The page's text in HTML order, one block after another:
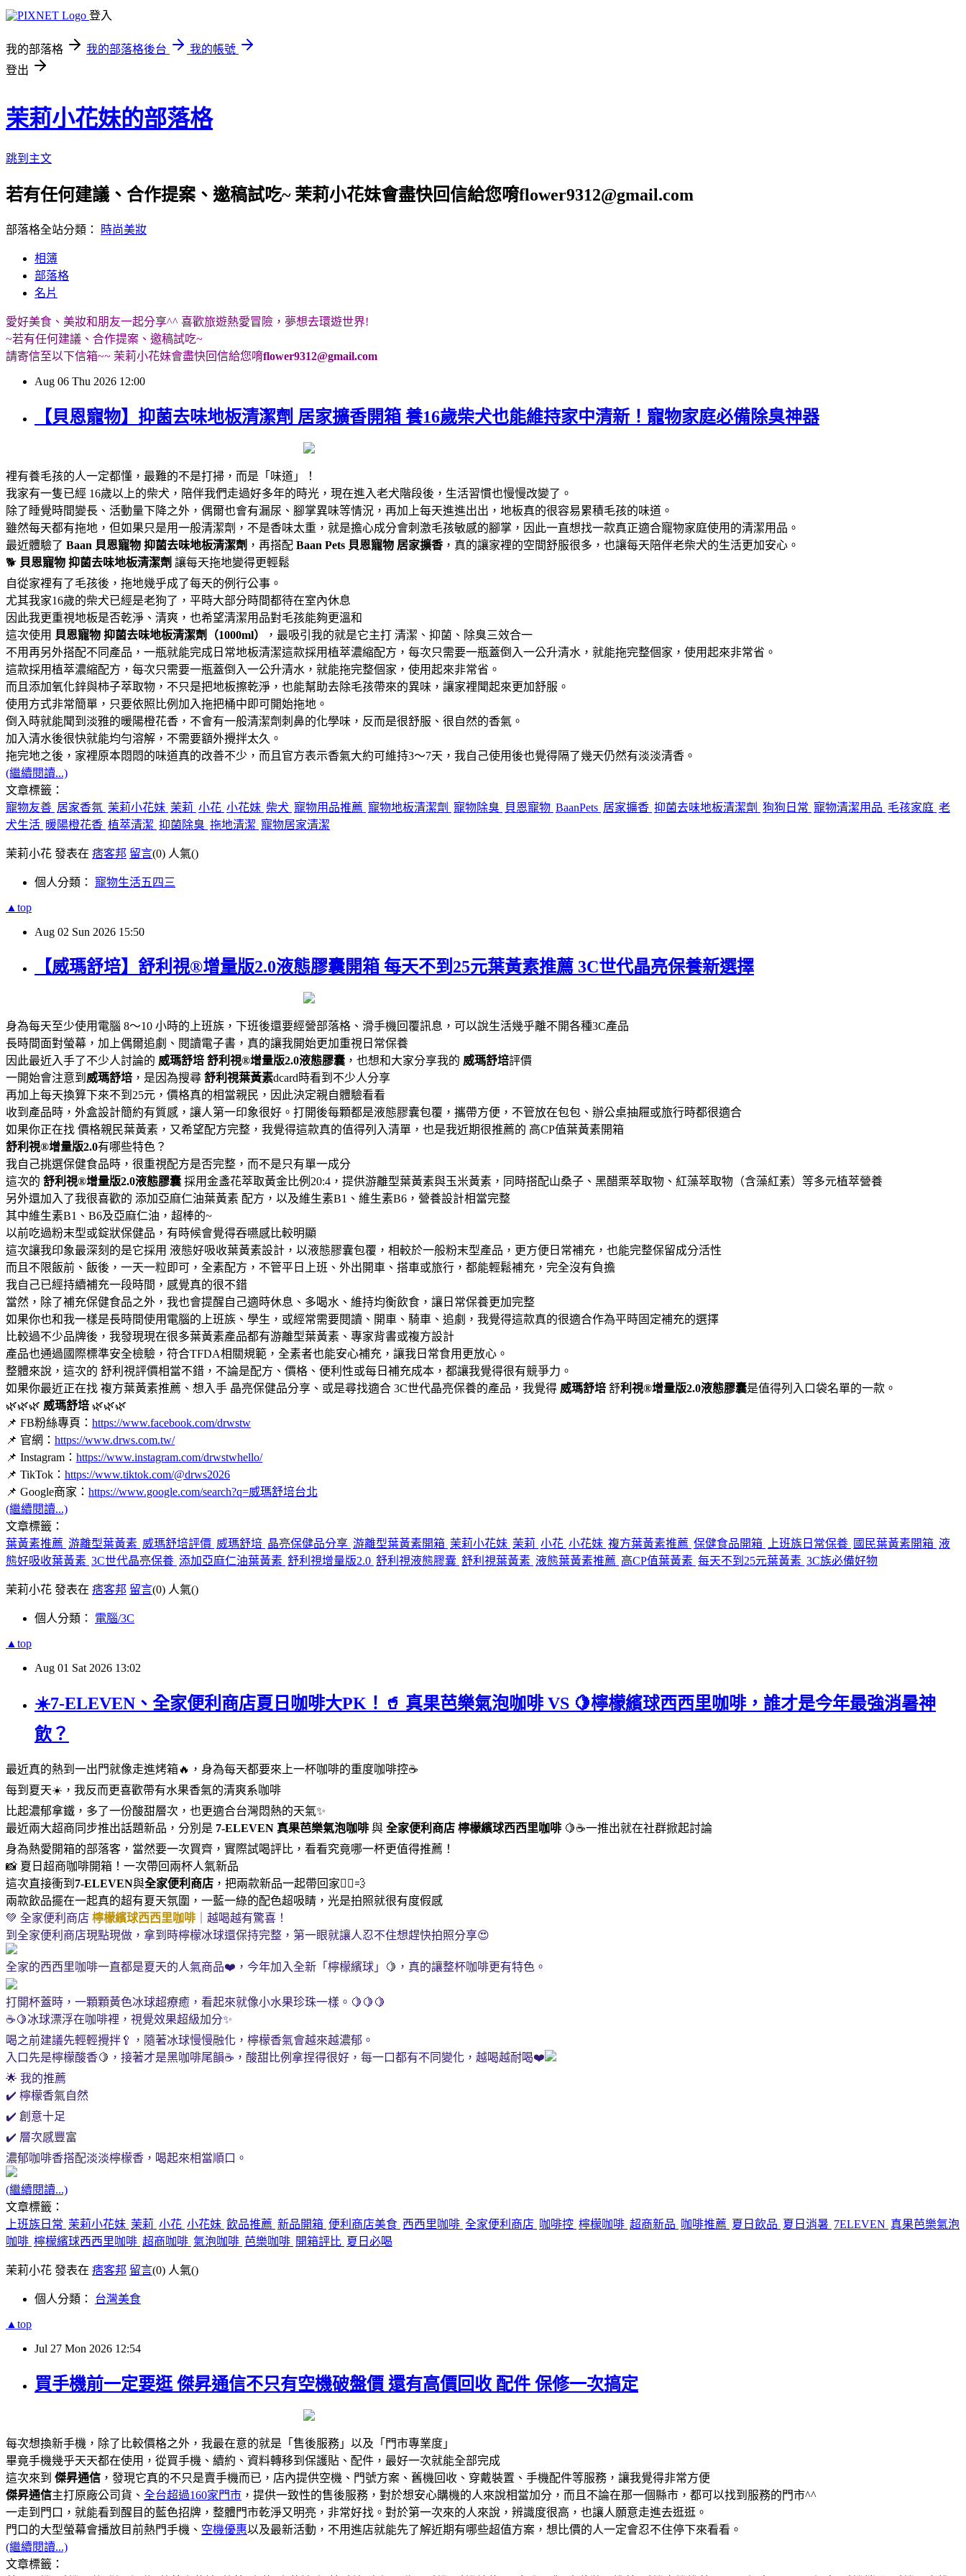
登入
我的部落格 我的部落格後台
我的帳號
登出
茉莉小花妹的部落格
跳到主文
若有任何建議、合作提案、邀稿試吃~ 茉莉小花妹會盡快回信給您唷flower9312@gmail.com
部落格全站分類： 時尚美妝
相簿
部落格
名片
愛好美食、美妝和朋友一起分享^^ 喜歡旅遊熱愛冒險，夢想去環遊世界!
~若有任何建議、合作提案、邀稿試吃~
請寄信至以下信箱~~ 茉莉小花妹會盡快回信給您唷flower9312@gmail.com
Aug 06 Thu 2026 12:00
【貝恩寵物】抑菌去味地板清潔劑 居家擴香開箱 養16歲柴犬也能維持家中清新！寵物家庭必備除臭神器
裡有養毛孩的人一定都懂，最難的不是打掃，而是「味道」！
我家有一隻已經 16歲以上的柴犬，陪伴我們走過好多年的時光，現在進入老犬階段後，生活習慣也慢慢改變了。
除了睡覺時間變長、活動量下降之外，偶爾也會有漏尿、腳掌異味等情況，再加上每天進進出出，地板真的很容易累積毛孩的味道。
雖然每天都有拖地，但如果只是用一般清潔劑，不是香味太重，就是擔心成分會刺激毛孩敏感的腳掌，因此一直想找一款真正適合寵物家庭使用的清潔用品。
最近體驗了 Baan 貝恩寵物 抑菌去味地板清潔劑 ，再搭配 Baan Pets 貝恩寵物 居家擴香 ，真的讓家裡的空間舒服很多，也讓每天陪伴老柴犬的生活更加安心。
🐕 貝恩寵物 抑菌去味地板清潔劑 讓每天拖地變得更輕鬆
自從家裡有了毛孩後，拖地幾乎成了每天的例行公事。
尤其我家16歲的柴犬已經是老狗了，平時大部分時間都待在室內休息
因此我更重視地板是否乾淨、清爽，也希望清潔用品對毛孩能夠更溫和
這次使用 貝恩寵物 抑菌去味地板清潔劑（1000ml）
，最吸引我的就是它主打 清潔、抑菌、除臭三效合一
不用再另外搭配不同產品，一瓶就能完成日常地板清潔這款採用植萃濃縮配方，每次只需要一瓶蓋倒入一公升清水，就能拖完整個家，使用起來非常省。
這款採用植萃濃縮配方，每次只需要一瓶蓋倒入一公升清水，就能拖完整個家，使用起來非常省。
而且添加氧化鋅與柿子萃取物，不只是把地板擦乾淨，也能幫助去除毛孩帶來的異味，讓家裡聞起來更加舒服。
使用方式非常簡單，只要依照比例加入拖把桶中即可開始拖地。
倒入時就能聞到淡雅的暖陽橙花香，不會有一般清潔劑刺鼻的化學味，反而是很舒服、很自然的香氣。
加入清水後很快就能均勻溶解，不需要額外攪拌太久。
拖完地之後，家裡原本悶悶的味道真的改善不少，而且官方表示香氣大約可維持3～7天，我自己使用後也覺得隔了幾天仍然有淡淡清香。
(繼續閱讀...)
文章標籤：
寵物友善 居家香氛 茉莉小花妹 茉莉 小花 小花妹 柴犬 寵物用品推薦 寵物地板清潔劑 寵物除臭 貝恩寵物 BaanPets 居家擴香 抑菌去味地板清潔劑 狗狗日常 寵物清潔用品 毛孩家庭 老
犬生活 暖陽橙花香 植萃清潔 抑菌除臭 拖地清潔 寵物居家清潔
茉莉小花 發表在 痞客邦 留言(0) 人氣()
個人分類： 寵物生活五四三
▲top
Aug 02 Sun 2026 15:50
【威瑪舒培】舒利視®增量版2.0液態膠囊開箱 每天不到25元葉黃素推薦 3C世代晶亮保養新選擇
身為每天至少使用電腦 8～10 小時的上班族，下班後還要經營部落格、滑手機回覆訊息，可以說生活幾乎離不開各種3C產品
長時間面對螢幕，加上偶爾追劇、閱讀電子書，真的讓我開始更加重視日常保養
因此最近入手了不少人討論的 威瑪舒培 舒利視®增量版2.0液態膠囊 ，也想和大家分享我的 威瑪舒培評價
一開始會注意到 威瑪舒培 ，是因為搜尋 舒利視葉黃素dcard時看到不少人分享
再加上每天換算下來不到25元，價格真的相當親民，因此決定親自體驗看看
收到產品時，外盒設計簡約有質感，讓人第一印象很好。打開後每顆都是液態膠囊包覆，攜帶方便，不管放在包包、辦公桌抽屜或旅行時都很適合
如果你正在找 價格親民葉黃素，又希望配方完整，我覺得這款真的值得列入清單，也是我近期很推薦的 高CP值葉黃素開箱
舒利視®增量版2.0有哪些特色？
我自己挑選保健食品時，很重視配方是否完整，而不是只有單一成分
這次的 舒利視®增量版2.0液態膠囊 採用金盞花萃取黃金比例20:4，提供游離型葉黃素與玉米黃素，同時搭配山桑子、黑醋栗萃取物、紅藻萃取物（含藻紅素）等多元植萃營養
另外還加入了我很喜歡的 添加亞麻仁油葉黃素 配方，以及維生素B1、維生素B6，營養設計相當完整
其中維生素B1、B6及亞麻仁油，超棒的~
以前吃過粉末型或錠狀保健品，有時候會覺得吞嚥感比較明顯
這次讓我印象最深刻的是它採用 液態好吸收葉黃素設計，以液態膠囊包覆，相較於一般粉末型產品，更方便日常補充，也能完整保留成分活性
而且不限飯前、飯後，一天一粒即可，全素配方，不管平日上班、外出開車、搭車或旅行，都能輕鬆補充，完全沒有負擔
我自己已經持續補充一段時間，感覺真的很不錯
當然，除了補充保健食品之外，我也會提醒自己適時休息、多喝水、維持均衡飲食，讓日常保養更加完整
如果你也和我一樣是長時間使用電腦的上班族、學生，或經常需要閱讀、開車、騎車、追劇，我覺得這款真的很適合作為平時固定補充的選擇
比較過不少品牌後，我發現現在很多葉黃素產品都有游離型葉黃素、專家背書或複方設計
產品也通過國際標準安全檢驗，符合TFDA相關規範，全素者也能安心補充，讓我日常食用更放心。
整體來說，這次的 舒利視評價相當不錯，不論是配方、價格、便利性或每日補充成本，都讓我覺得很有競爭力。
如果你最近正在找 複方葉黃素推薦、想入手 晶亮保健品分享、或是尋找適合 3C世代晶亮保養的產品，我覺得 威瑪舒培 舒利視®增量版2.0液態膠囊是值得列入口袋名單的一款。
🌿🌿🌿 威瑪舒培 🌿🌿🌿
📌 FB粉絲專頁： https://www.facebook.com/drwstw
📌 官網： https://www.drws.com.tw/
📌 Instagram： https://www.instagram.com/drwstwhello/
📌 TikTok： https://www.tiktok.com/@drws2026
📌 Google商家： https://www.google.com/search?q=威瑪舒培台北
(繼續閱讀...)
文章標籤：
葉黃素推薦 游離型葉黃素 威瑪舒培評價 威瑪舒培 晶亮保健品分享 游離型葉黃素開箱 茉莉小花妹 茉莉 小花 小花妹 複方葉黃素推薦 保健食品開箱 上班族日常保養 國民葉黃素開箱 液
態好吸收葉黃素 3C世代晶亮保養 添加亞麻仁油葉黃素 舒利視增量版2.0 舒利視液態膠囊 舒利視葉黃素 液態葉黃素推薦 高CP值葉黃素 每天不到25元葉黃素 3C族必備好物
茉莉小花 發表在 痞客邦 留言(0) 人氣()
個人分類： 電腦/3C
▲top
Aug 01 Sat 2026 13:02
☀️7-ELEVEN、全家便利商店夏日咖啡大PK！🥤 真果芭樂氣泡咖啡 VS 🍋檸檬繽球西西里咖啡，誰才是今年最強消暑神
飲？
最近真的熱到一出門就像走進烤箱🔥，身為每天都要來上一杯咖啡的重度咖啡控☕
每到夏天☀️，我反而更喜歡帶有水果香氣的清爽系咖啡
比起濃郁拿鐵，多了一份酸甜層次，也更適合台灣悶熱的天氣✨
最近兩大超商同步推出話題新品，分別是 7-ELEVEN 真果芭樂氣泡咖啡 與 全家便利商店 檸檬繽球西西里咖啡 🍋☕一推出就在社群掀起討論
身為熱愛開箱的部落客，當然要一次買齊，實際試喝評比，看看究竟哪一杯更值得推薦！
📸 夏日超商咖啡開箱！一次帶回兩杯人氣新品
這次直接衝到 7-ELEVEN與全家便利商店 ，把兩款新品一起帶回家🏃‍♀️💨
兩款飲品擺在一起真的超有夏天氛圍，一藍一綠的配色超吸睛，光是拍照就很有度假感
💚 全家便利商店 檸檬繽球西西里咖啡 ｜越喝越有驚喜！
到全家便利商店現點現做，拿到時檸檬冰球還保持完整，第一眼就讓人忍不住想趕快拍照分享😍
全家的西西里咖啡一直都是夏天的人氣商品❤️，今年加入全新「檸檬繽球」🍋，真的讓整杯咖啡更有特色。
打開杯蓋時，一顆顆黃色冰球超療癒，看起來就像小水果珍珠一樣。🍋🍋🍋
☕🍋冰球漂浮在咖啡裡，視覺效果超級加分✨
喝之前建議先輕輕攪拌🥄，隨著冰球慢慢融化，檸檬香氣會越來越濃郁。
入口先是檸檬酸香🍋，接著才是黑咖啡尾韻☕，酸甜比例拿捏得很好，每一口都有不同變化，越喝越耐喝❤️
🌟 我的推薦
✔️ 檸檬香氣自然
✔️ 創意十足
✔️ 層次感豐富
濃郁咖啡香搭配淡淡檸檬香，喝起來相當順口。
(繼續閱讀...)
文章標籤：
上班族日常 茉莉小花妹 茉莉 小花 小花妹 飲品推薦 新品開箱 便利商店美食 西西里咖啡 全家便利商店 咖啡控 檸檬咖啡 超商新品 咖啡推薦 夏日飲品 夏日消暑 7ELEVEN 真果芭樂氣泡
咖啡 檸檬繽球西西里咖啡 超商咖啡 氣泡咖啡 芭樂咖啡 開箱評比 夏日必喝
茉莉小花 發表在 痞客邦 留言(0) 人氣()
個人分類： 台灣美食
▲top
Jul 27 Mon 2026 12:54
買手機前一定要逛 傑昇通信不只有空機破盤價 還有高價回收 配件 保修一次搞定
每次想換新手機，除了比較價格之外，我最在意的就是「售後服務」以及「門市專業度」
畢竟手機幾乎天天都在使用，從買手機、續約、資料轉移到保護貼、配件，最好一次就能全部完成
這次來到 傑昇通信 ，發現它真的不只是賣手機而已，店內提供空機、門號方案、舊機回收、穿戴裝置、手機配件等服務，讓我覺得非常方便
傑昇通信主打原廠公司貨、 全台超過160家門市 ，提供一致性的售後服務，對於想安心購機的人來說相當加分，而且不論在那一個縣市，都可以找到服務的門市^^
一走到門口，就能看到醒目的藍色招牌，整體門市乾淨又明亮，非常好找。對於第一次來的人來說，辨識度很高，也讓人願意走進去逛逛。
門口的大型螢幕會播放目前熱門手機、 空機優惠以及最新活動，不用進店就能先了解近期有哪些超值方案，想比價的人一定會忍不住停下來看看。
(繼續閱讀...)
文章標籤：